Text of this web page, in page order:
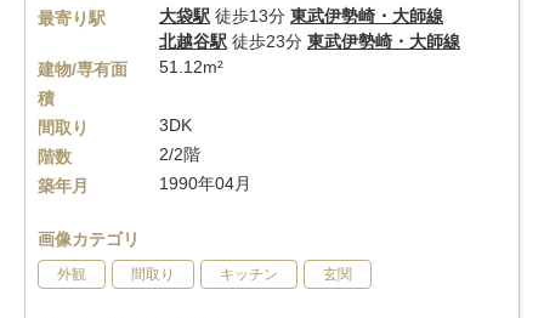
最寄り駅
大袋駅 徒歩13分 東武伊勢崎・大師線
北越谷駅 徒歩23分 東武伊勢崎・大師線
建物/専有面
積
51.12m²
間取り
3DK
階数
2/2階
築年月
1990年04月
画像カテゴリ
外観 間取り キッチン 玄関